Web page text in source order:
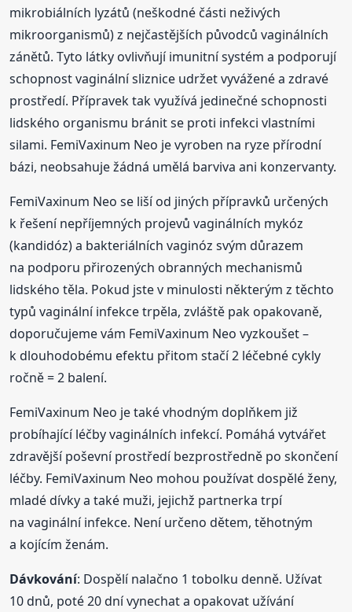
mikrobiálních lyzátů (neškodné části neživých
mikroorganismů) z nejčastějších původců vaginálních
zánětů. Tyto látky ovlivňují imunitní systém a podporují
schopnost vaginální sliznice udržet vyvážené a zdravé
prostředí. Přípravek tak využívá jedinečné schopnosti
lidského organismu bránit se proti infekci vlastními
silami. FemiVaxinum Neo je vyroben na ryze přírodní
bázi, neobsahuje žádná umělá barviva ani konzervanty.
FemiVaxinum Neo se liší od jiných přípravků určených
k řešení nepříjemných projevů vaginálních mykóz
(kandidóz) a bakteriálních vaginóz svým důrazem
na podporu přirozených obranných mechanismů
lidského těla. Pokud jste v minulosti některým z těchto
typů vaginální infekce trpěla, zvláště pak opakovaně,
doporučujeme vám FemiVaxinum Neo vyzkoušet –
k dlouhodobému efektu přitom stačí 2 léčebné cykly
ročně = 2 balení.
FemiVaxinum Neo je také vhodným doplňkem již
probíhající léčby vaginálních infekcí. Pomáhá vytvářet
zdravější poševní prostředí bezprostředně po skončení
léčby. FemiVaxinum Neo mohou používat dospělé ženy,
mladé dívky a také muži, jejichž partnerka trpí
na vaginální infekce. Není určeno dětem, těhotným
a kojícím ženám.
Dávkování: Dospělí nalačno 1 tobolku denně. Užívat
10 dnů, poté 20 dní vynechat a opakovat užívání